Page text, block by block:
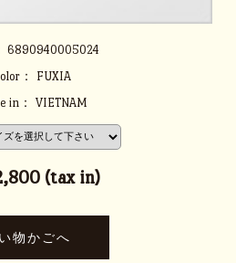
6890940005024
：
FUXIA
in：
VIETNAM
(tax in)